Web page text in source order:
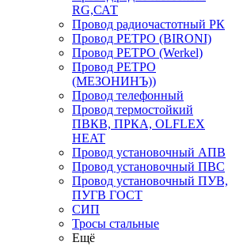
RG,САТ
Провод радиочастотный РК
Провод РЕТРО (BIRONI)
Провод РЕТРО (Werkel)
Провод РЕТРО
(МЕЗОНИНЪ))
Провод телефонный
Провод термостойкий
ПВКВ, ПРКА, OLFLEX
HEAT
Провод установочный АПВ
Провод установочный ПВС
Провод установочный ПУВ,
ПУГВ ГОСТ
СИП
Тросы стальные
Ещё